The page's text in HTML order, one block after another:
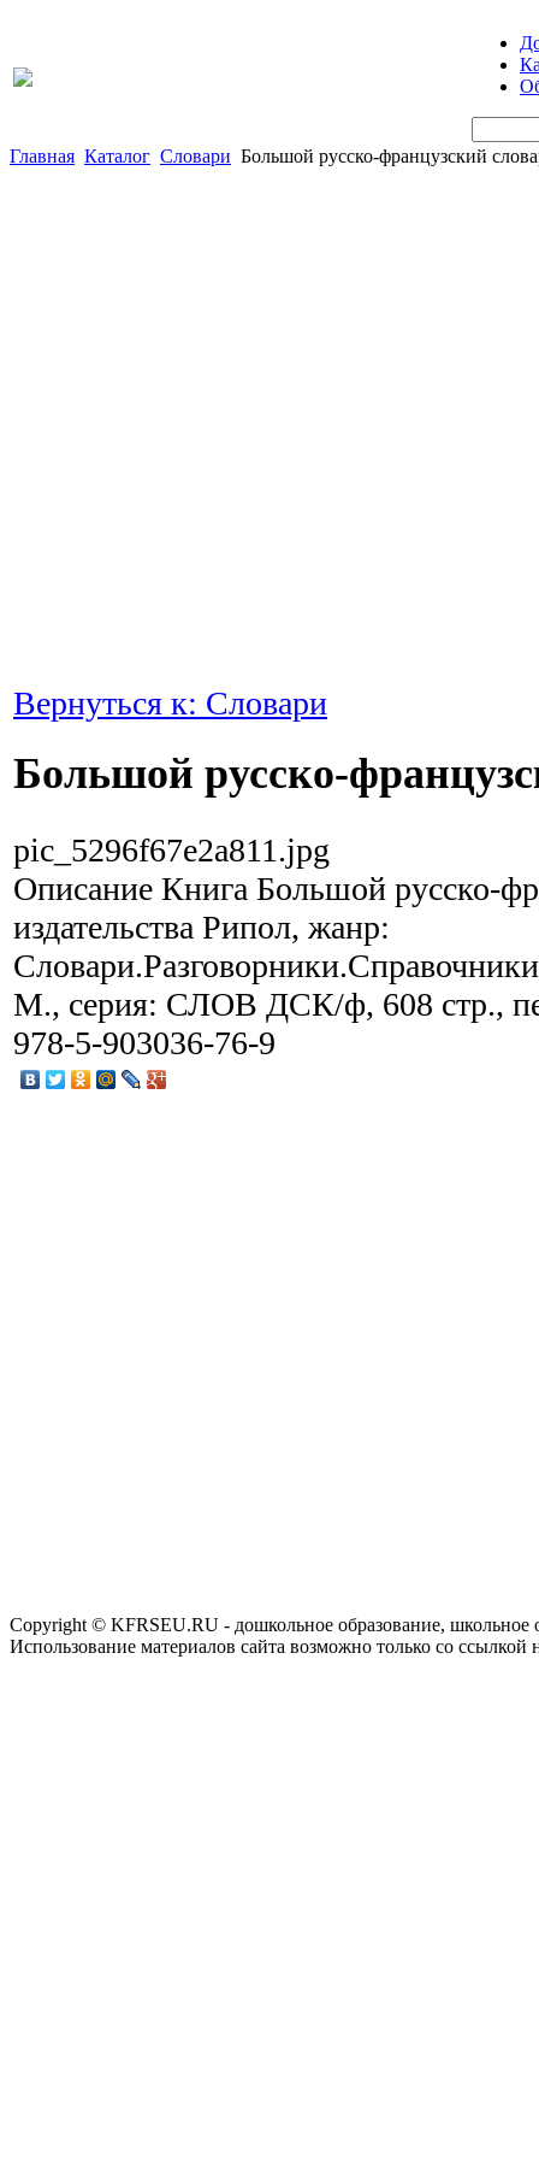
Главная Каталог Словари Большой русско-французский
Вернуться к: Словари
Большой русско-
pic_5296f67e2a811.jpg
Описание Книга Большой русско-
издательства Рипол, жанр:
М., серия: СЛОВ ДСК/ф, 608 стр.,
978-5-903036-76-9
Copyright © KFRSEU.RU - дошкольное образование, школьное
Использование материалов сайта возможно только со ссылкой